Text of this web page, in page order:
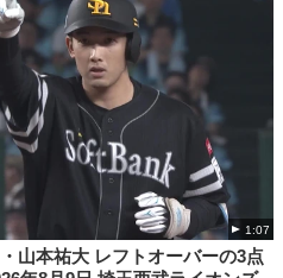
1:07
山本祐大 レフトオーバーの3点